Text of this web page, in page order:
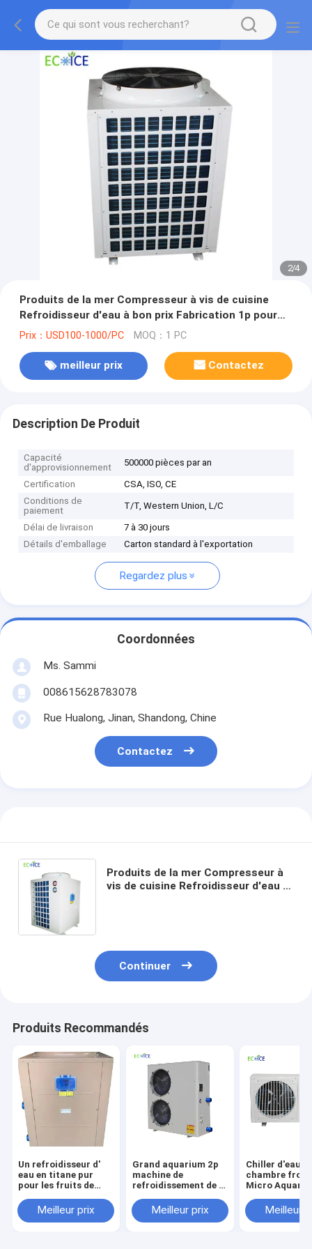
2/4
Produits de la mer Compresseur à vis de cuisine
Refroidisseur d'eau à bon prix Fabrication 1p pour
refroidissement à l'eau à bas prix
Prix：USD100-1000/PC MOQ：1 PC
meilleur prix Contactez
Description De Produit
Capacité
d'approvisionnement
500000 pièces par an
Certification
CSA, ISO, CE
Conditions de
paiement
T/T, Western Union, L/C
Délai de livraison
7 à 30 jours
Détails d'emballage
Carton standard à l'exportation
Regardez plus
Coordonnées
Ms. Sammi
008615628783078
Rue Hualong, Jinan, Shandong, Chine
Contactez
Produits de la mer Compresseur à
vis de cuisine Refroidisseur d'eau à
Continuer
Produits Recommandés
Un refroidisseur d'
eau en titane pur
pour les fruits de
bain de glace.
Meilleur prix
Grand aquarium 2p
machine de
refroidissement de l'
eau Aqua Plate
refroidisseur pour
Meilleur prix
Chiller d'eau
chambre
Micro
Portable
l'eau pour le
Meilleur